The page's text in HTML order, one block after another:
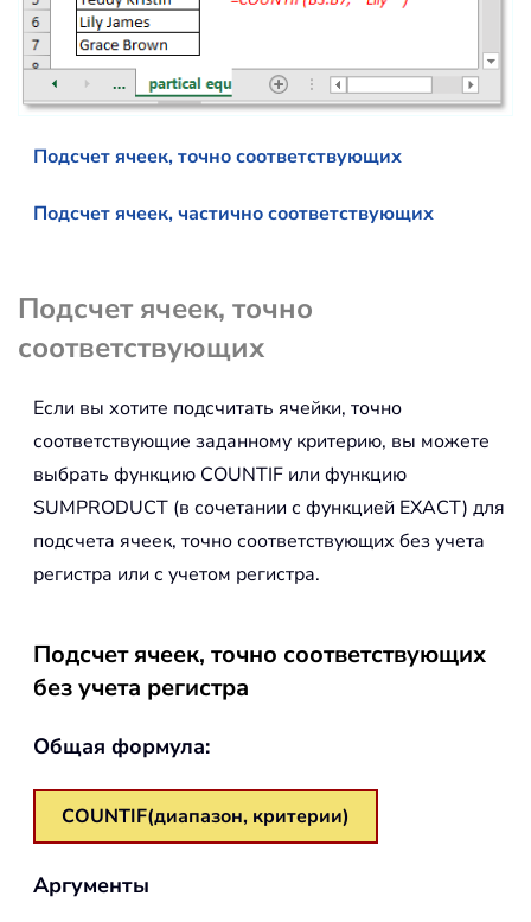
Подсчет ячеек, точно соответствующих
Подсчет ячеек, частично соответствующих
Подсчет ячеек, точно
соответствующих
Если вы хотите подсчитать ячейки, точно
соответствующие заданному критерию, вы можете
выбрать функцию COUNTIF или функцию
SUMPRODUCT (в сочетании с функцией EXACT) для
подсчета ячеек, точно соответствующих без учета
регистра или с учетом регистра.
Подсчет ячеек, точно соответствующих
без учета регистра
Общая формула:
COUNTIF(диапазон, критерии)
Аргументы